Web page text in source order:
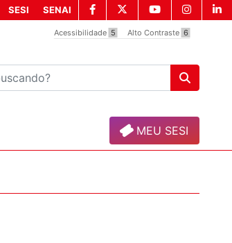
Acessibilidade 5 Alto Contraste 6
SESI SENAI
MEU SESI